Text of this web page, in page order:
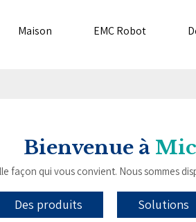
Maison EMC Robot
Bienvenue à
façon qui vous convient. Nous sommes
Des produits Solutions